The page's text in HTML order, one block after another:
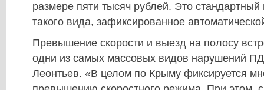
размере пяти тысяч рублей. Это
такого вида, зафиксированное
Превышение скорости и выезд на полосу
одни из самых массовых видов нарушений
Леонтьев. «В целом по Крыму фиксируется